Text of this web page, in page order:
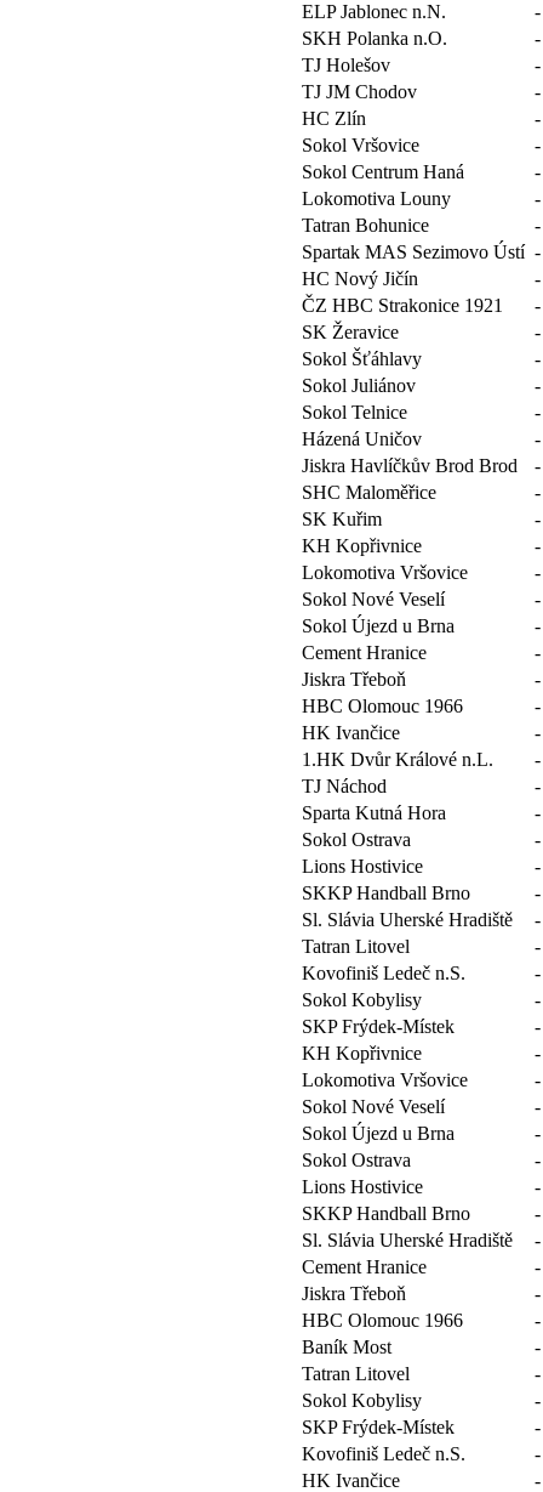
ELP Jablonec n.N.
SKH Polanka n.O.
TJ Holešov
TJ JM Chodov
HC Zlín
Sokol Vršovice
Sokol Centrum Haná
Lokomotiva Louny
Tatran Bohunice
Spartak MAS Sezimovo Ústí
HC Nový Jičín
ČZ HBC Strakonice 1921
SK Žeravice
Sokol Šťáhlavy
Sokol Juliánov
Sokol Telnice
Házená Uničov
Jiskra Havlíčkův Brod Brod
SHC Maloměřice
SK Kuřim
KH Kopřivnice
Lokomotiva Vršovice
Sokol Nové Veselí
Sokol Újezd u Brna
Cement Hranice
Jiskra Třeboň
HBC Olomouc 1966
HK Ivančice
1.HK Dvůr Králové n.L.
TJ Náchod
Sparta Kutná Hora
Sokol Ostrava
Lions Hostivice
SKKP Handball Brno
Sl. Slávia Uherské Hradiště
Tatran Litovel
Kovofiniš Ledeč n.S.
Sokol Kobylisy
SKP Frýdek-Místek
KH Kopřivnice
Lokomotiva Vršovice
Sokol Nové Veselí
Sokol Újezd u Brna
Sokol Ostrava
Lions Hostivice
SKKP Handball Brno
Sl. Slávia Uherské Hradiště
Cement Hranice
Jiskra Třeboň
HBC Olomouc 1966
Baník Most
Tatran Litovel
Sokol Kobylisy
SKP Frýdek-Místek
Kovofiniš Ledeč n.S.
HK Ivančice